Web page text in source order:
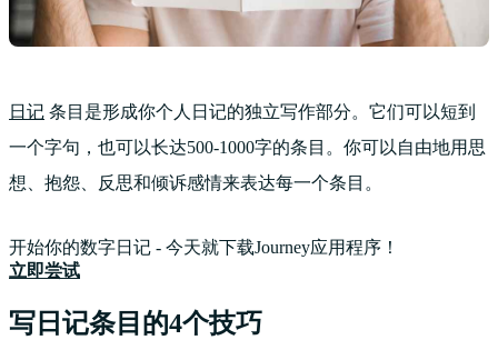
日记 条目是形成你个人日记的独立写作部分。它们可以短到
一个字句，也可以长达500-1000字的条目。你可以自由地用思
想、抱怨、反思和倾诉感情来表达每一个条目。
开始你的数字日记 - 今天就下载Journey应用程序！
立即尝试
写日记条目的4个技巧